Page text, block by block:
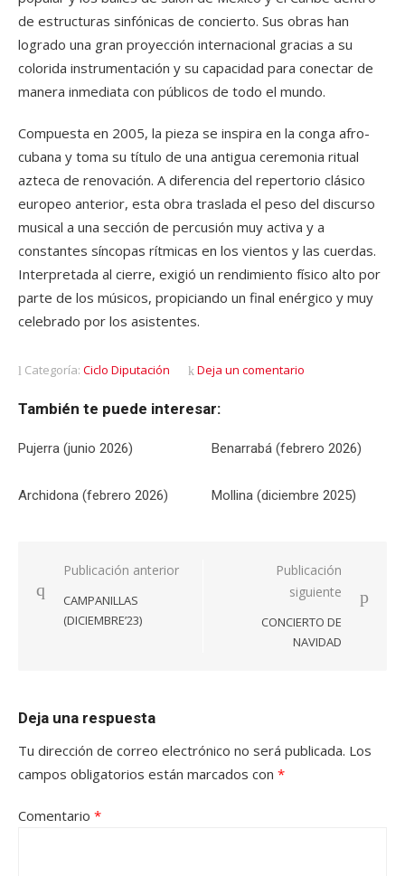
de estructuras sinfónicas de concierto. Sus obras han
logrado una gran proyección internacional gracias a su
colorida instrumentación y su capacidad para conectar de
manera inmediata con públicos de todo el mundo.
Compuesta en 2005, la pieza se inspira en la conga afro-
cubana y toma su título de una antigua ceremonia ritual
azteca de renovación. A diferencia del repertorio clásico
europeo anterior, esta obra traslada el peso del discurso
musical a una sección de percusión muy activa y a
constantes síncopas rítmicas en los vientos y las cuerdas.
Interpretada al cierre, exigió un rendimiento físico alto por
parte de los músicos, propiciando un final enérgico y muy
celebrado por los asistentes.
Categoría: Ciclo Diputación Deja un comentario
También te puede interesar:
Pujerra (junio 2026) Benarrabá (febrero 2026)
Archidona (febrero 2026) Mollina (diciembre 2025)
Navegación
de
entradas
Publicación anterior
CAMPANILLAS
(DICIEMBRE’23)
Publicación
siguiente
CONCIERTO DE
NAVIDAD
Deja una respuesta
Tu dirección de correo electrónico no será publicada. Los
campos obligatorios están marcados con *
Comentario *